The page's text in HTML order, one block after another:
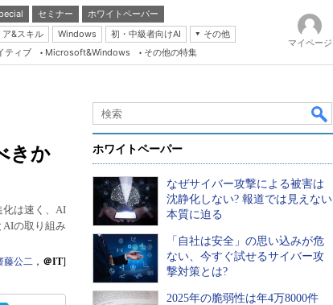
セミナー
ホワイトペーパー
ア&スキル Windows 初・中級者向けAI
その他
Server & Storage
Java Agile
Database Expert
Linux ＆ OSS
Master of IP Network
Security & Trust
Test & Tools
ティブ Microsoft&Windows その他の特集
マイページ
きか
化は速く、AI
AIの取り組み
藤公二 ， ＠IT]
ホワイトペーパー
なぜサイバー攻撃による被害は
沈静化しない? 報道では見えない
本質に迫る
「自社は安全」の思い込みが危
ない、今すぐ試せるサイバー攻
撃対策とは?
2025年の脆弱性は年4万8000件